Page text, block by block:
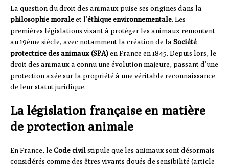
La question du droit des animaux puise ses origines dans la
philosophie moraleet l’éthique environnementale. Les
premières législations visant à protéger les animaux remontent
au 19ème siècle, avec notamment la création de la Société
protectrice des animaux (SPA)en France en 1845. Depuis lors, le
droit des animaux a connu une évolution majeure, passant d’une
protection axée sur la propriété à une véritable reconnaissance
de leur statut juridique.
La législation française en matière
de protection animale
En France, le Code civilstipule que les animaux sont désormais
considérés comme des êtres vivants doués de sensibilité (article